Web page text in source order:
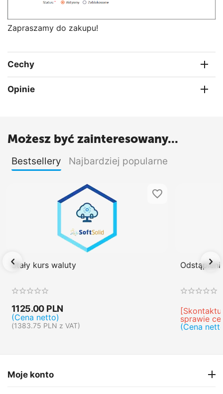
Zapraszamy do zakupu!
Cechy
Opinie
Możesz być zainteresowany...
Bestsellery Najbardziej popularne
Stały kurs waluty
1125.00 PLN
(Cena netto)
(1383.75 PLN z VAT)
sprawie
(Cena
Moje konto